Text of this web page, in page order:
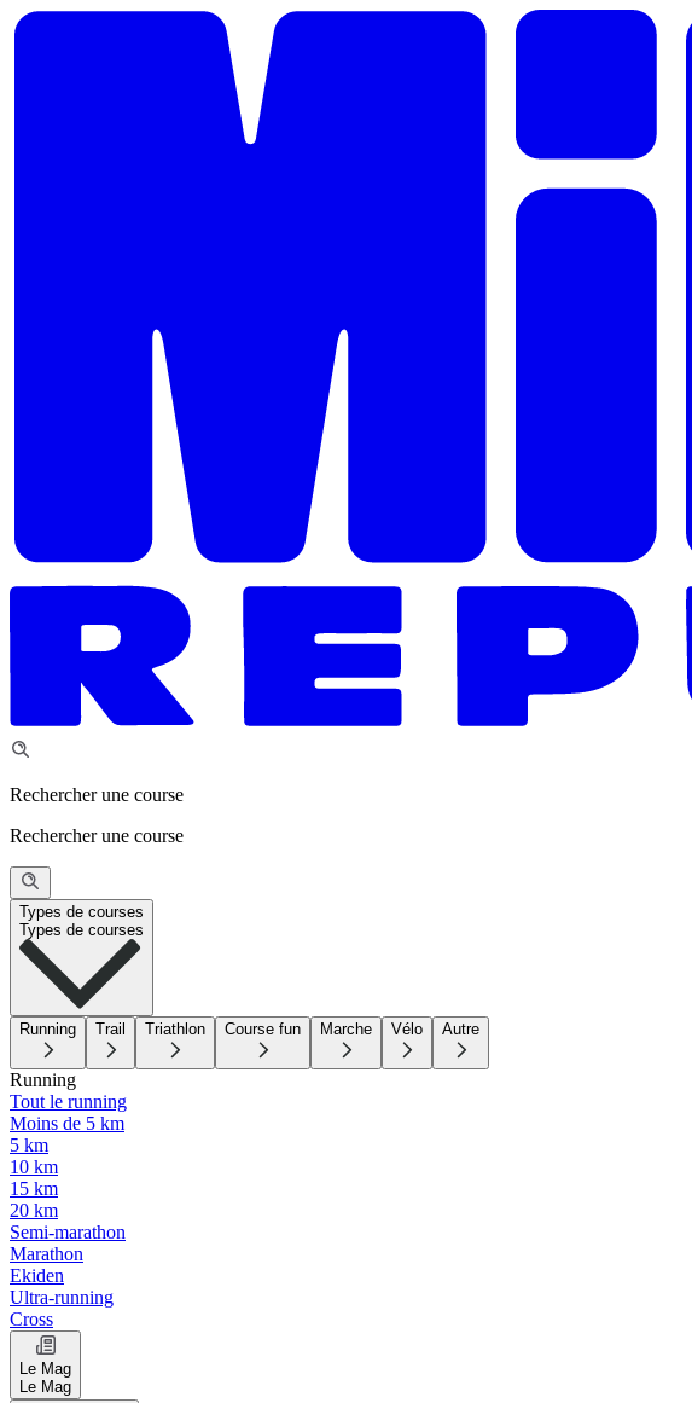
Rechercher une course
Rechercher une course
Types de courses
Types de courses
Running Trail Triathlon Course fun Marche Vélo Autre
Running
Tout le running
Moins de 5 km
5 km
10 km
15 km
20 km
Semi-marathon
Marathon
Ekiden
Ultra-running
Cross
Le Mag
Le Mag